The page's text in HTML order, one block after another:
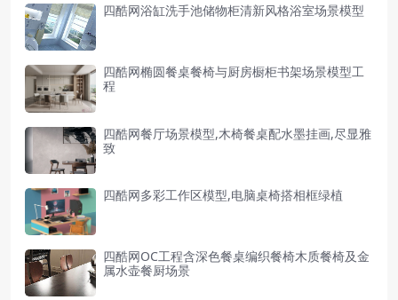
四酷网浴缸洗手池储物柜清新风格浴室场景模型
四酷网椭圆餐桌餐椅与厨房橱柜书架场景模型工
程
四酷网餐厅场景模型,木椅餐桌配水墨挂画,尽显雅
致
四酷网多彩工作区模型,电脑桌椅搭相框绿植
四酷网OC工程含深色餐桌编织餐椅木质餐椅及金
属水壶餐厨场景